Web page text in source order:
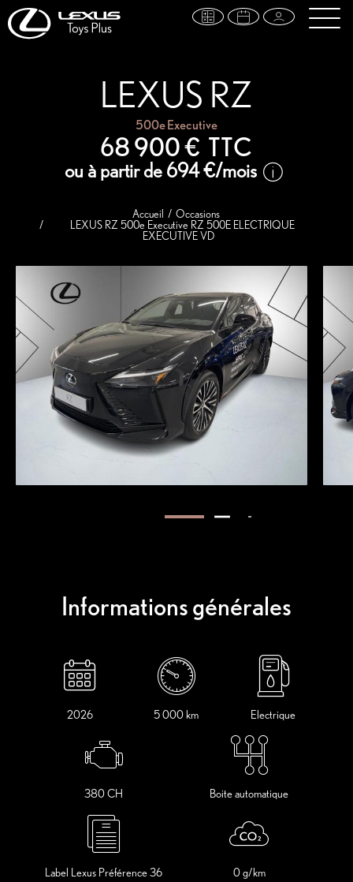
LEXUS RZ
500e Executive
68 900 € TTC
ou à partir de 694 €/mois
Accueil
Occasions
LEXUS RZ 500e Executive RZ 500E ELECTRIQUE
EXECUTIVE VD
Informations générales
2026 5 000 km Electrique
380 CH Boite automatique
Label Lexus Préférence 36
0 g/km